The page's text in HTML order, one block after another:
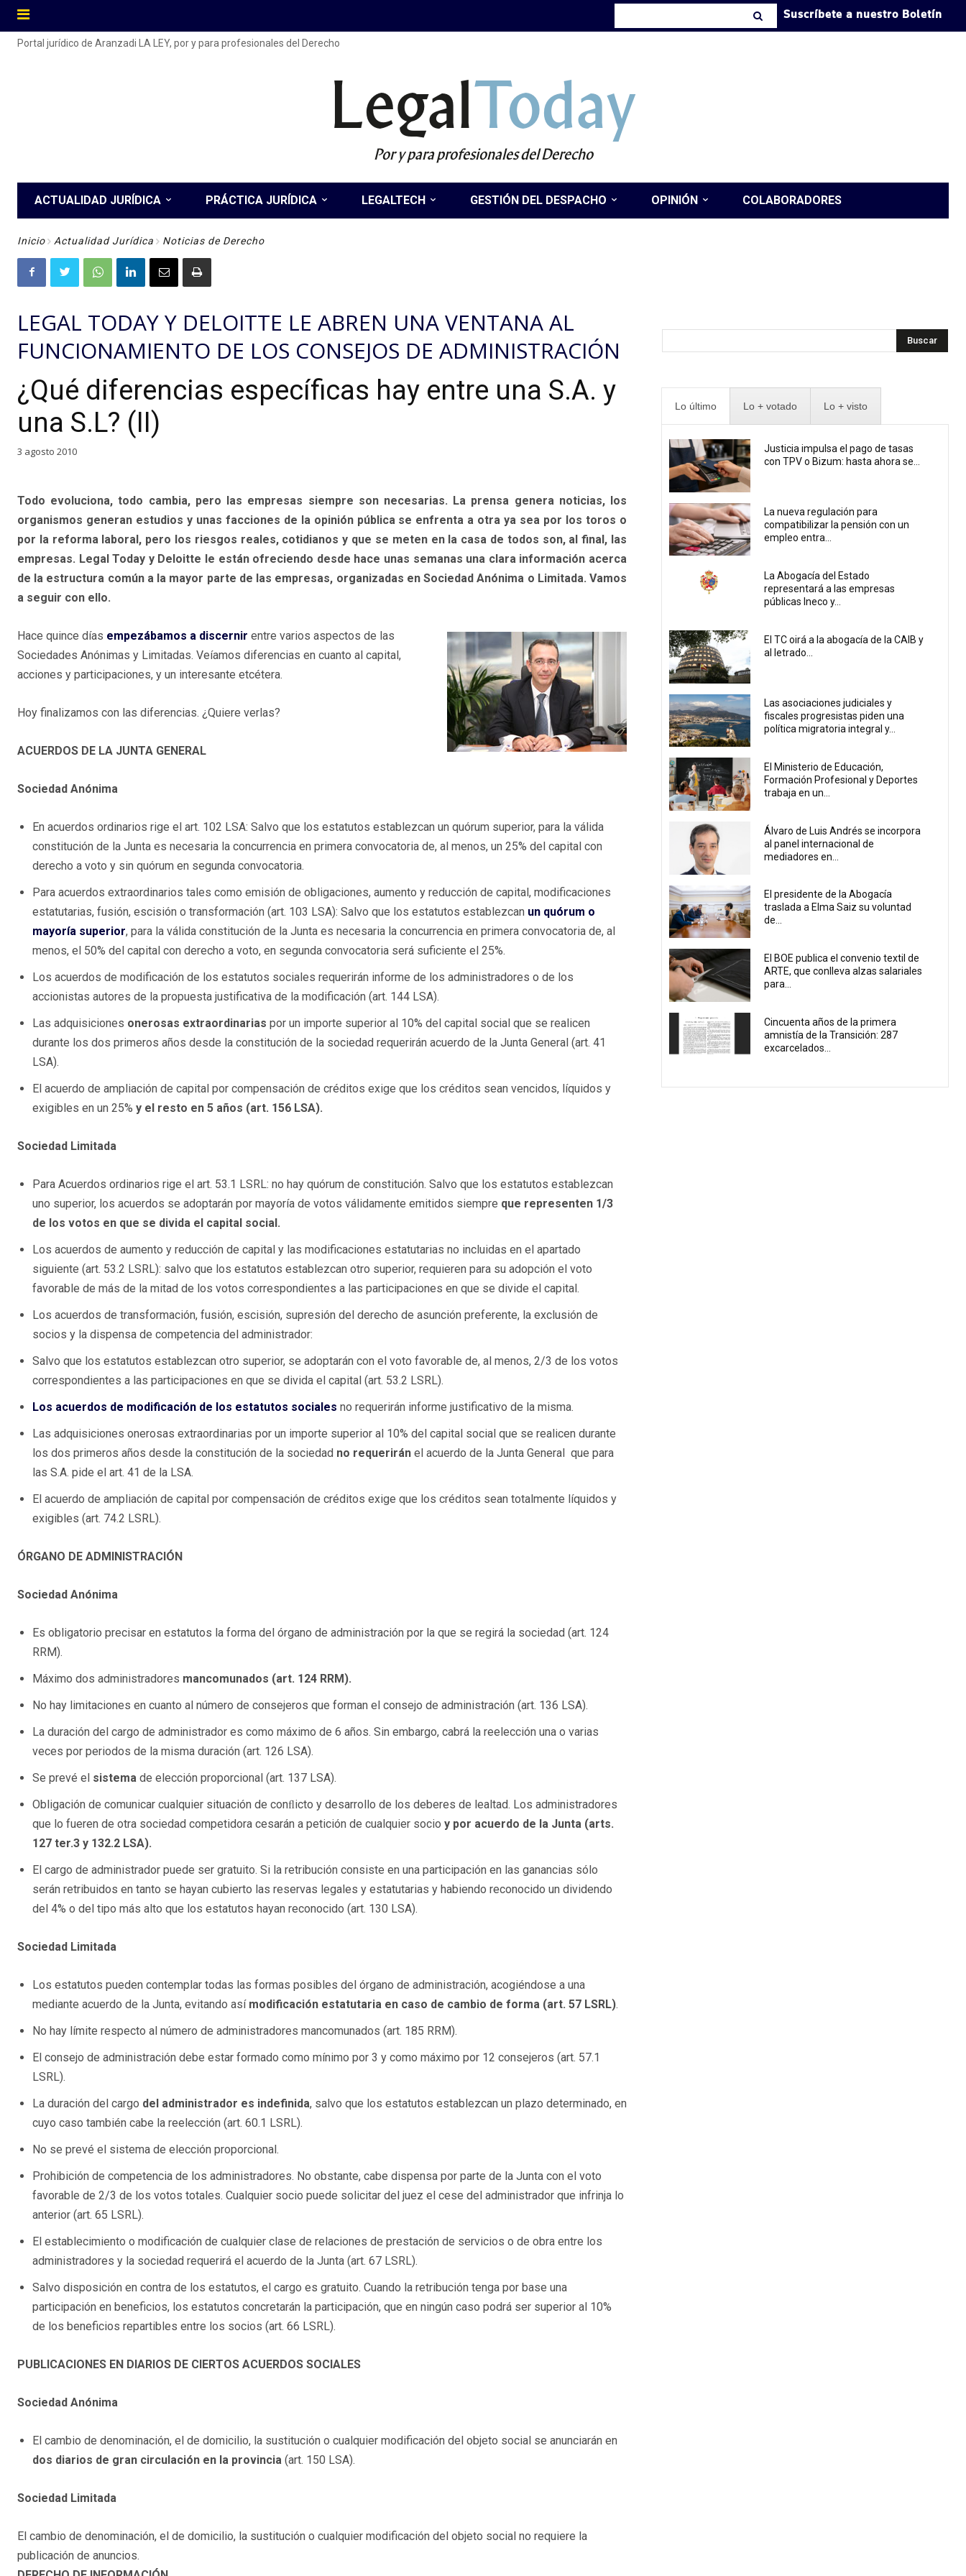
Suscríbete a nuestro Boletín
Portal jurídico de Aranzadi LA LEY, por y para profesionales del Derecho
LegalToday
Por y para profesionales del Derecho
ACTUALIDAD JURÍDICA PRÁCTICA JURÍDICA LEGALTECH GESTIÓN DEL DESPACHO OPINIÓN COLABORADORES
Inicio Actualidad Jurídica Noticias de Derecho
LEGAL TODAY Y DELOITTE LE ABREN UNA VENTANA AL
FUNCIONAMIENTO DE LOS CONSEJOS DE ADMINISTRACIÓN
¿Qué diferencias específicas hay entre una S.A. y
una S.L? (II)
3 agosto 2010
Todo evoluciona, todo cambia, pero las empresas siempre son necesarias. La prensa genera noticias, los
organismos generan estudios y unas facciones de la opinión pública se enfrenta a otra ya sea por los toros o
por la reforma laboral, pero los riesgos reales, cotidianos y que se meten en la casa de todos son, al final, las
empresas. Legal Today y Deloitte le están ofreciendo desde hace unas semanas una clara información acerca
de la estructura común a la mayor parte de las empresas, organizadas en Sociedad Anónima o Limitada. Vamos
a seguir con ello.
Hace quince días empezábamos a discernir entre varios aspectos de las
Sociedades Anónimas y Limitadas. Veíamos diferencias en cuanto al capital,
acciones y participaciones, y un interesante etcétera.
Hoy finalizamos con las diferencias. ¿Quiere verlas?
ACUERDOS DE LA JUNTA GENERAL
Sociedad Anónima
En acuerdos ordinarios rige el art. 102 LSA: Salvo que los estatutos establezcan un quórum superior, para la válida
constitución de la Junta es necesaria la concurrencia en primera convocatoria de, al menos, un 25% del capital con
derecho a voto y sin quórum en segunda convocatoria.
Para acuerdos extraordinarios tales como emisión de obligaciones, aumento y reducción de capital, modificaciones
estatutarias, fusión, escisión o transformación (art. 103 LSA): Salvo que los estatutos establezcan un quórum o
mayoría superior, para la válida constitución de la Junta es necesaria la concurrencia en primera convocatoria de, al
menos, el 50% del capital con derecho a voto, en segunda convocatoria será suficiente el 25%.
Los acuerdos de modificación de los estatutos sociales requerirán informe de los administradores o de los
accionistas autores de la propuesta justificativa de la modificación (art. 144 LSA).
Las adquisiciones onerosas extraordinarias por un importe superior al 10% del capital social que se realicen
durante los dos primeros años desde la constitución de la sociedad requerirán acuerdo de la Junta General (art. 41
LSA).
El acuerdo de ampliación de capital por compensación de créditos exige que los créditos sean vencidos, líquidos y
exigibles en un 25% y el resto en 5 años (art. 156 LSA).
Sociedad Limitada
Para Acuerdos ordinarios rige el art. 53.1 LSRL: no hay quórum de constitución. Salvo que los estatutos establezcan
uno superior, los acuerdos se adoptarán por mayoría de votos válidamente emitidos siempre que representen 1/3
de los votos en que se divida el capital social.
Los acuerdos de aumento y reducción de capital y las modificaciones estatutarias no incluidas en el apartado
siguiente (art. 53.2 LSRL): salvo que los estatutos establezcan otro superior, requieren para su adopción el voto
favorable de más de la mitad de los votos correspondientes a las participaciones en que se divide el capital.
Los acuerdos de transformación, fusión, escisión, supresión del derecho de asunción preferente, la exclusión de
socios y la dispensa de competencia del administrador:
Salvo que los estatutos establezcan otro superior, se adoptarán con el voto favorable de, al menos, 2/3 de los votos
correspondientes a las participaciones en que se divida el capital (art. 53.2 LSRL).
Los acuerdos de modificación de los estatutos sociales no requerirán informe justificativo de la misma.
Las adquisiciones onerosas extraordinarias por un importe superior al 10% del capital social que se realicen durante
los dos primeros años desde la constitución de la sociedad no requerirán el acuerdo de la Junta General que para
las S.A. pide el art. 41 de la LSA.
El acuerdo de ampliación de capital por compensación de créditos exige que los créditos sean totalmente líquidos y
exigibles (art. 74.2 LSRL).
ÓRGANO DE ADMINISTRACIÓN
Sociedad Anónima
Es obligatorio precisar en estatutos la forma del órgano de administración por la que se regirá la sociedad (art. 124
RRM).
Máximo dos administradores mancomunados (art. 124 RRM).
No hay limitaciones en cuanto al número de consejeros que forman el consejo de administración (art. 136 LSA).
La duración del cargo de administrador es como máximo de 6 años. Sin embargo, cabrá la reelección una o varias
veces por periodos de la misma duración (art. 126 LSA).
Se prevé el sistema de elección proporcional (art. 137 LSA).
Obligación de comunicar cualquier situación de conﬂicto y desarrollo de los deberes de lealtad. Los administradores
que lo fueren de otra sociedad competidora cesarán a petición de cualquier socio y por acuerdo de la Junta (arts.
127 ter.3 y 132.2 LSA).
El cargo de administrador puede ser gratuito. Si la retribución consiste en una participación en las ganancias sólo
serán retribuidos en tanto se hayan cubierto las reservas legales y estatutarias y habiendo reconocido un dividendo
del 4% o del tipo más alto que los estatutos hayan reconocido (art. 130 LSA).
Sociedad Limitada
Los estatutos pueden contemplar todas las formas posibles del órgano de administración, acogiéndose a una
mediante acuerdo de la Junta, evitando así modificación estatutaria en caso de cambio de forma (art. 57 LSRL).
No hay límite respecto al número de administradores mancomunados (art. 185 RRM).
El consejo de administración debe estar formado como mínimo por 3 y como máximo por 12 consejeros (art. 57.1
LSRL).
La duración del cargo del administrador es indefinida, salvo que los estatutos establezcan un plazo determinado, en
cuyo caso también cabe la reelección (art. 60.1 LSRL).
No se prevé el sistema de elección proporcional.
Prohibición de competencia de los administradores. No obstante, cabe dispensa por parte de la Junta con el voto
favorable de 2/3 de los votos totales. Cualquier socio puede solicitar del juez el cese del administrador que infrinja lo
anterior (art. 65 LSRL).
El establecimiento o modificación de cualquier clase de relaciones de prestación de servicios o de obra entre los
administradores y la sociedad requerirá el acuerdo de la Junta (art. 67 LSRL).
Salvo disposición en contra de los estatutos, el cargo es gratuito. Cuando la retribución tenga por base una
participación en beneficios, los estatutos concretarán la participación, que en ningún caso podrá ser superior al 10%
de los beneficios repartibles entre los socios (art. 66 LSRL).
PUBLICACIONES EN DIARIOS DE CIERTOS ACUERDOS SOCIALES
Sociedad Anónima
El cambio de denominación, el de domicilio, la sustitución o cualquier modificación del objeto social se anunciarán en
dos diarios de gran circulación en la provincia (art. 150 LSA).
Sociedad Limitada
El cambio de denominación, el de domicilio, la sustitución o cualquier modificación del objeto social no requiere la
publicación de anuncios.
Buscar
Lo último Lo + votado Lo + visto
Justicia impulsa el pago de tasas
con TPV o Bizum: hasta ahora se...
La nueva regulación para
compatibilizar la pensión con un
empleo entra...
La Abogacía del Estado
representará a las empresas
públicas Ineco y...
El TC oirá a la abogacía de la CAIB y
al letrado...
Las asociaciones judiciales y
fiscales progresistas piden una
política migratoria integral y...
El Ministerio de Educación,
Formación Profesional y Deportes
trabaja en un...
Álvaro de Luis Andrés se incorpora
al panel internacional de
mediadores en...
El presidente de la Abogacía
traslada a Elma Saiz su voluntad
de...
El BOE publica el convenio textil de
ARTE, que conlleva alzas salariales
para...
Cincuenta años de la primera
amnistía de la Transición: 287
excarcelados...